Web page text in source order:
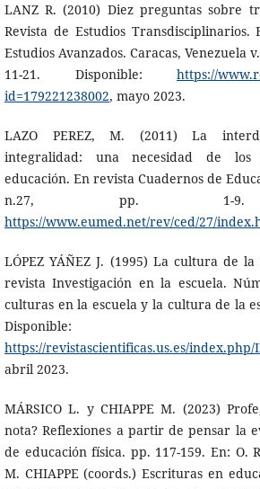
LANZ R. (2010) Diez preguntas sobre
Revista de Estudios Transdisciplinarios.
Estudios Avanzados. Caracas, Venezuela
11-21. Disponible:https://
id=179221238002, mayo 2023.
LAZO PEREZ, M. (2011) La
integralidad: una necesidad de
educación. En revista Cuadernos de
n.27, pp. 1-9.
https://www.eumed.net/rev/ced/27/
LÓPEZ YÁÑEZ J. (1995) La cultura de
revista Investigación en la escuela.
culturas en la escuela y la cultura de la
Disponible:
https://revistascientificas.us.es/
abril 2023.
MÁRSICO L. y CHIAPPE M. (2023)
nota? Reflexiones a partir de pensar la
de educación física. pp. 117-159. En: O.
M. CHIAPPE (coords.) Escrituras en